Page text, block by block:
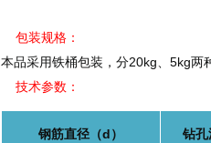
包装规格：
本品采用铁桶包装，分20kg、5kg两
技术参数：
钢筋直径（d） 钻孔